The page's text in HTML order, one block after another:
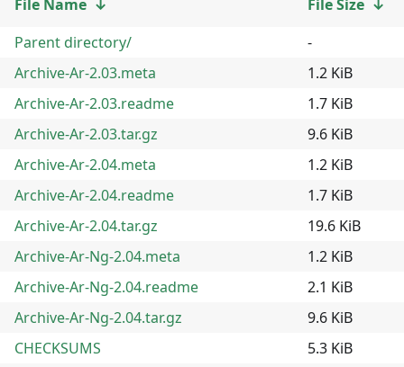
File Name ↓ File Size ↓
Parent directory/
-
Archive-Ar-2.03.meta
1.2 KiB
Archive-Ar-2.03.readme
1.7 KiB
Archive-Ar-2.03.tar.gz
9.6 KiB
Archive-Ar-2.04.meta
1.2 KiB
Archive-Ar-2.04.readme
1.7 KiB
Archive-Ar-2.04.tar.gz
19.6 KiB
Archive-Ar-Ng-2.04.meta
1.2 KiB
Archive-Ar-Ng-2.04.readme
2.1 KiB
Archive-Ar-Ng-2.04.tar.gz
9.6 KiB
CHECKSUMS
5.3 KiB